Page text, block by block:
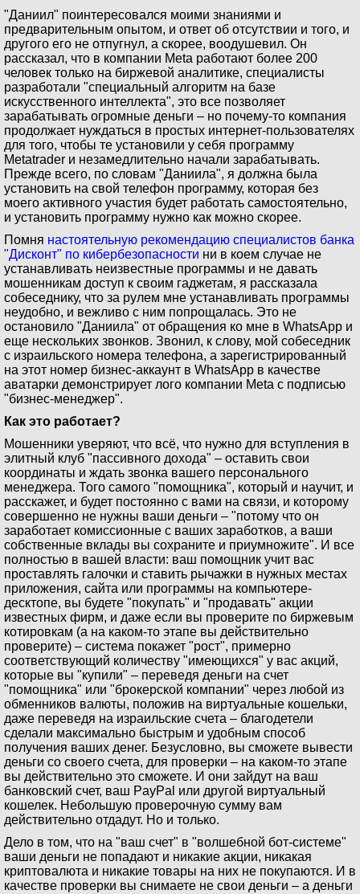
"Даниил" поинтересовался моими знаниями и
предварительным опытом, и ответ об отсутствии и того, и
другого его не отпугнул, а скорее, воодушевил. Он
рассказал, что в компании Meta работают более 200
человек только на биржевой аналитике, специалисты
разработали "специальный алгоритм на базе
искусственного интеллекта", это все позволяет
зарабатывать огромные деньги – но почему-то компания
продолжает нуждаться в простых интернет-пользователях
для того, чтобы те установили у себя программу
Metatrader и незамедлительно начали зарабатывать.
Прежде всего, по словам "Даниила", я должна была
установить на свой телефон программу, которая без
моего активного участия будет работать самостоятельно,
и установить программу нужно как можно скорее.
Помня настоятельную рекомендацию специалистов банка
"Дисконт" по кибербезопасности ни в коем случае не
устанавливать неизвестные программы и не давать
мошенникам доступ к своим гаджетам, я рассказала
собеседнику, что за рулем мне устанавливать программы
неудобно, и вежливо с ним попрощалась. Это не
остановило "Даниила" от обращения ко мне в WhatsApp и
еще нескольких звонков. Звонил, к слову, мой собеседник
с израильского номера телефона, а зарегистрированный
на этот номер бизнес-аккаунт в WhatsApp в качестве
аватарки демонстрирует лого компании Meta с подписью
"бизнес-менеджер".
Как это работает?
Мошенники уверяют, что всё, что нужно для вступления в
элитный клуб "пассивного дохода" – оставить свои
координаты и ждать звонка вашего персонального
менеджера. Того самого "помощника", который и научит, и
расскажет, и будет постоянно с вами на связи, и которому
совершенно не нужны ваши деньги – "потому что он
заработает комиссионные с ваших заработков, а ваши
собственные вклады вы сохраните и приумножите". И все
полностью в вашей власти: ваш помощник учит вас
проставлять галочки и ставить рычажки в нужных местах
приложения, сайта или программы на компьютере-
десктопе, вы будете "покупать" и "продавать" акции
известных фирм, и даже если вы проверите по биржевым
котировкам (а на каком-то этапе вы действительно
проверите) – система покажет "рост", примерно
соответствующий количеству "имеющихся" у вас акций,
которые вы "купили" – переведя деньги на счет
"помощника" или "брокерской компании" через любой из
обменников валюты, положив на виртуальные кошельки,
даже переведя на израильские счета – благодетели
сделали максимально быстрым и удобным способ
получения ваших денег. Безусловно, вы сможете вывести
деньги со своего счета, для проверки – на каком-то этапе
вы действительно это сможете. И они зайдут на ваш
банковский счет, ваш PayPal или другой виртуальный
кошелек. Небольшую проверочную сумму вам
действительно отдадут. Но и только.
Дело в том, что на "ваш счет" в "волшебной бот-системе"
ваши деньги не попадают и никакие акции, никакая
криптовалюта и никакие товары на них не покупаются. И в
качестве проверки вы снимаете не свои деньги – а деньги